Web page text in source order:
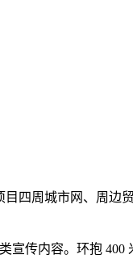
周城市网、周边
传内容。环抱 400